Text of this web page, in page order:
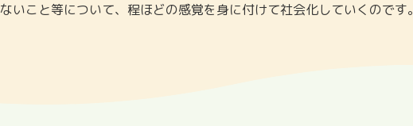
ないこと等について、程ほどの感覚を身に付けて社会化していくのです。